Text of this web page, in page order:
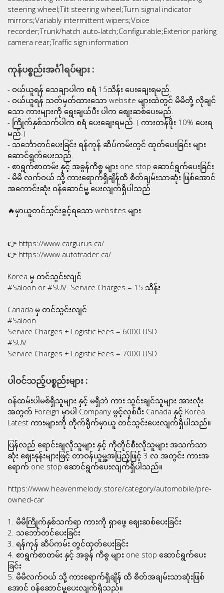
steering wheel;Tilt steering wheel;Turn signal indicator
mirrors;Variably intermittent wipers;Voice
recorder;Trunk/hatch auto-latch;Configurable;Exterior parking
camera rear;Traffic sign information
ကုန်ပစ္စည်းအင်္ဂါရပ်များ :
- ဝယ်ယူရန် သေချာပါက စရံ 15သိန်း ပေးချေးရမည်.
- ဝယ်ယူရန် သတ်မှတ်ထားသော website များထဲတွင် မိမိတို့ လိုချင်
သော ကားများကို ရွေးချယ်ပီး ပါက စျေးဆစ်ပေးမည်.
- ကြိုက်နှစ်သက်ပါက စရံ ပေးချေးရမည်. ( ကားတန်ဖိုး 10% ပေးရ
မည်.)
- သင်္ဘောတင်ပေးခြင်း ရန်ကုန် ဆိပ်ကမ်းတွင် ထုတ်ပေးခြင်း များ
ဆောင်ရွက်ပေးသည်.
- စာရွက်စာတမ်း နှင့် အခွန်ကိစ္စ များ one stop ဆောင်ရွက်ပေးခြင်း
- မိမိ လက်ဝယ် သို့ ကားရောက်ရှိချိန်ထိ စိတ်ချမ်းသာဆုံး ဖြစ်အောင်
အကောင်းဆုံး ဝန်ဆောင်မူ့ ပေးလျက်ရှိပါသည်.
🔥မှာယူတင်သွင်းခွင့်ရသော websites များ
👉 https://www.cargurus.ca/
👉 https://www.autotrader.ca/
Korea မှ တင်သွင်းလျင်
#Saloon or #SUV. Service Charges = 15 သိန်း
Canada မှ တင်သွင်းလျင်
#Saloon
Service Charges + Logistic Fees = 6000 USD
#SUV
Service Charges + Logistic Fees = 7000 USD
ပါဝင်သည့်ပစ္စည်းများ :
ဝန်ထမ်းပါမစ်ရှိသူများ နှင့် မရှိဘဲ ကား သွင်းချင်သူများ အားလုံး
အတွက် Foreign မှာပါ Company ဖွင့်လှစ်ပီး Canada နှင့် Korea
Latest ကားများကို တိုက်ရိုက်မှာယူ တင်သွင်းပေးလျက်ရှိပါသည်။
ပြန်လည် ရောင်းချလိုသူများ နှင့် ကိုတိုင်စီးလိုသူများ အသက်သာ
ဆုံး ဈေးနုန်းများဖြင့် တာဝန်ယူမှု့အပြည့်ဖြင့် 3 လ အတွင်း ကားအ
ရောက် one stop ဆောင်ရွက်ပေးလျက်ရှိပါသည်။
https://www.heavenmelody.store/category/automobile/pre-
owned-car
1. မိမိကြိုက်နှစ်သက်ရာ ကားကို ရှာဖွေ ဈေးဆစ်ပေးခြင်း
2. သဘော်တင်ပေးခြင်း
3. ရန်ကုန် ဆိပ်ကမ်း တွင်ထုတ်ပေးခြင်း
4. စာရွက်စာတမ်း နှင့် အခွန် ကိစွ များ one stop ဆောင်ရွက်ပေး
ခြင်း
5. မိမိလက်ဝယ် သို့ ကားရောက်ရှိချိန် ထိ စိတ်အချမ်းသာဆုံးဖြစ်
အောင် ဝန်ဆောင်မှု့ပေးလျက်ရှိသည်။